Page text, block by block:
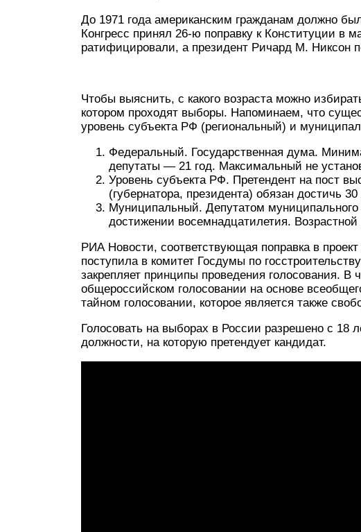
До 1971 года американским гражданам должно
Конгресс принял 26-ю поправку к Конституции в
ратифицировали, а президент Ричард М. Никсон
Чтобы выяснить, с какого возраста можно
котором проходят выборы. Напоминаем, что
уровень субъекта РФ (региональный) и
Федеральный. Государственная дума.
депутаты — 21 год. Максимальный не
Уровень субъекта РФ. Претендент на пост
(губернатора, президента) обязан достичь
Муниципальный. Депутатом муниципального
достижении восемнадцатилетия.
РИА Новости, соответствующая поправка в
поступила в комитет Госдумы по
закрепляет принципы проведения голосования. В
общероссийском голосовании на основе
тайном голосовании, которое является также
Голосовать на выборах в России разрешено с 18
должности, на которую претендует кандидат.